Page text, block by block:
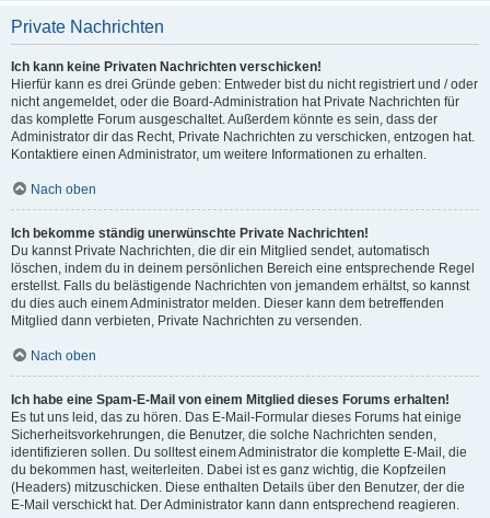
Private Nachrichten
Ich kann keine Privaten Nachrichten verschicken!
Hierfür kann es drei Gründe geben: Entweder bist du nicht registriert und / oder
nicht angemeldet, oder die Board-Administration hat Private Nachrichten für
das komplette Forum ausgeschaltet. Außerdem könnte es sein, dass der
Administrator dir das Recht, Private Nachrichten zu verschicken, entzogen hat.
Kontaktiere einen Administrator, um weitere Informationen zu erhalten.
Nach oben
Ich bekomme ständig unerwünschte Private Nachrichten!
Du kannst Private Nachrichten, die dir ein Mitglied sendet, automatisch
löschen, indem du in deinem persönlichen Bereich eine entsprechende Regel
erstellst. Falls du belästigende Nachrichten von jemandem erhältst, so kannst
du dies auch einem Administrator melden. Dieser kann dem betreffenden
Mitglied dann verbieten, Private Nachrichten zu versenden.
Nach oben
Ich habe eine Spam-E-Mail von einem Mitglied dieses Forums erhalten!
Es tut uns leid, das zu hören. Das E-Mail-Formular dieses Forums hat einige
Sicherheitsvorkehrungen, die Benutzer, die solche Nachrichten senden,
identifizieren sollen. Du solltest einem Administrator die komplette E-Mail, die
du bekommen hast, weiterleiten. Dabei ist es ganz wichtig, die Kopfzeilen
(Headers) mitzuschicken. Diese enthalten Details über den Benutzer, der die
E-Mail verschickt hat. Der Administrator kann dann entsprechend reagieren.